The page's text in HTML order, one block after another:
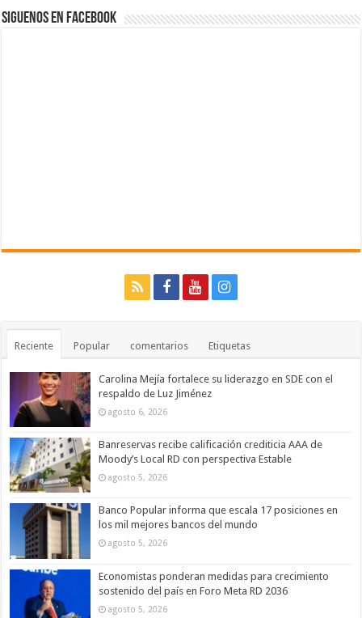
Siguenos en Facebook
Reciente Popular comentarios Etiquetas
Carolina Mejía fortalece su liderazgo en SDE con el
respaldo de Luz Jiménez
agosto 6, 2026
Banreservas recibe calificación crediticia AAA de
Moody’s Local RD con perspectiva Estable
agosto 5, 2026
Banco Popular informa que escala 17 posiciones en
los mil mejores bancos del mundo
agosto 5, 2026
Economistas ponderan medidas para crecimiento
sostenido del país en Foro Meta RD 2036
agosto 5, 2026